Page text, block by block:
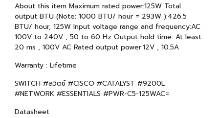
About this item Maximum rated power:125W Total
output BTU (Note: 1000 BTU/ hour = 293W ):426.5
BTU/ hour, 125W Input voltage range and frequency:AC
100V to 240V , 50 to 60 Hz Output hold time: At least
20 ms , 100V AC Rated output power:12V , 10.5A
Warranty : Lifetime
SWITCH #สวิตซ์ #CISCO #CATALYST #9200L
#NETWORK #ESSENTIALS #PWR-C5-125WAC=
Datasheet